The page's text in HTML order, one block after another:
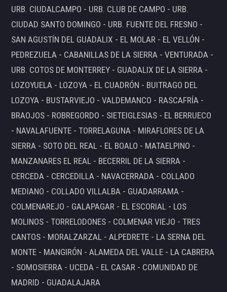
URB. CIUDALCAMPO - URB. CLUB DE CAMPO - URB.
CIUDAD SANTO DOMINGO - URB. FUENTE DEL FRESNO -
SAN AGUSTÍN DEL GUADALIX - EL MOLAR - EL VELLÓN -
PEDREZUELA - CABANILLAS DE LA SIERRA - VENTURADA -
URB. COTOS DE MONTERREY - GUADALIX DE LA SIERRA -
LOZOYUELA - LOZOYA - EL CUADRÓN - BUITRAGO DEL
LOZOYA - BUSTARVIEJO - VALDEMANCO - RASCAFRÍA -
BRAOJOS - ROBREGORDO - SIETEIGLESIAS - EL BERRUECO
- NAVALAFUENTE - TORRELAGUNA - MIRAFLORES DE LA
SIERRA - SOTO DEL REAL - EL BOALO - MATAELPINO -
MANZANARES EL REAL - BECERRIL DE LA SIERRA -
CERCEDA - CERCEDILLA - NAVACERRADA - COLLADO
MEDIANO - COLLADO VILLALBA - GUADARRAMA -
COLMENAREJO - GALAPAGAR - EL ESCORIAL - LOS
MOLINOS - TORRELODONES - COLMENAR VIEJO - TRES
CANTOS - MORALZARZAL - ALPEDRETE - LA SERNA DEL
MONTE - MANGIRÓN - ALAMEDA DEL VALLE - LA CABRERA
- SOMOSIERRA - UCEDA - EL CASAR - COMUNIDAD DE
MADRID - GUADALAJARA